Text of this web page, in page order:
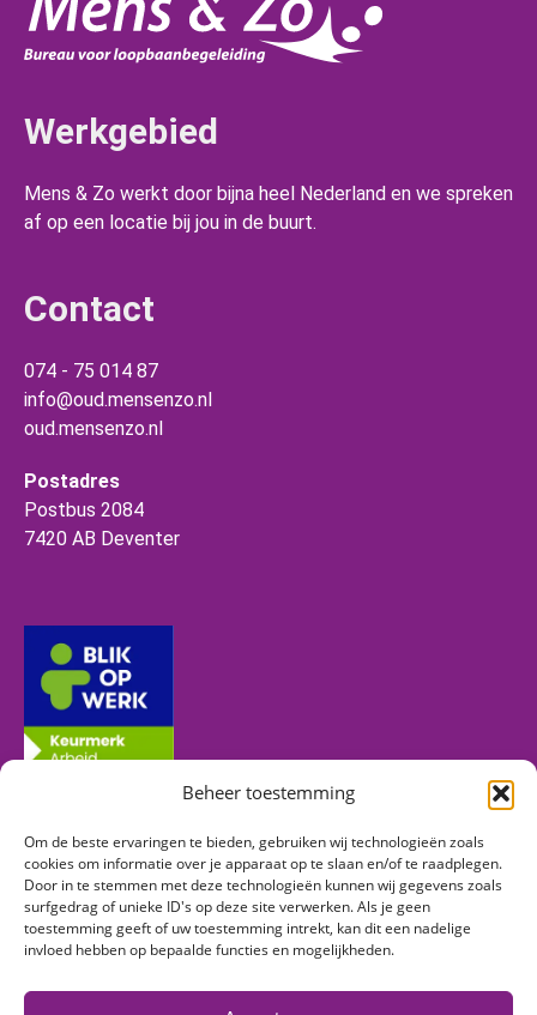
Beheer toestemming
Om de beste ervaringen te bieden, gebruiken wij technologieën zoals
cookies om informatie over je apparaat op te slaan en/of te raadplegen.
Door in te stemmen met deze technologieën kunnen wij gegevens zoals
surfgedrag of unieke ID's op deze site verwerken. Als je geen
toestemming geeft of uw toestemming intrekt, kan dit een nadelige
invloed hebben op bepaalde functies en mogelijkheden.
Werkgebied
Mens & Zo werkt door bijna heel Nederland en we spreken
af op een locatie bij jou in de buurt.
Contact
074 - 75 014 87
info@oud.mensenzo.nl
oud.mensenzo.nl
Postadres
Postbus 2084
7420 AB Deventer
Volg ons
Vind ons op:
Facebook
page
Linkedin
page
Instagram
page